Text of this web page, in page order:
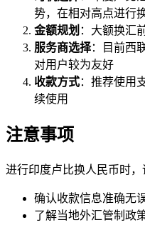
势，在相对高点进行
金额规划 ：大额换汇
服务商选择：目前西
对用户较为友好
收款方式：推荐使用
续使用
注意事项
进行印度卢比换人民币时，
确认收款信息准确无
了解当地外汇管制政